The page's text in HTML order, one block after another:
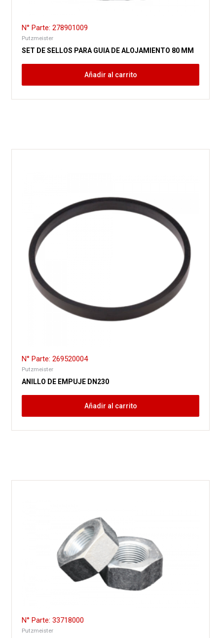
N° Parte: 278901009
Putzmeister
SET DE SELLOS PARA GUIA DE ALOJAMIENTO 80 MM
Añadir al carrito
N° Parte: 269520004
Putzmeister
ANILLO DE EMPUJE DN230
Añadir al carrito
N° Parte: 33718000
Putzmeister